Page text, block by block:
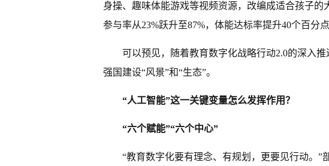
身操、趣味体能游戏等视频资源，改编成适合孩子
参与率从23%跃升至87%，体能达标率提升40个百分点
可以预见，随着教育数字化战略行动2.0的深入
强国建设“风景”和“生态”。
“人工智能”这一关键变量怎么发挥作用？
“六个赋能”“六个中心”
“教育数字化要有理念、有规划，更要见行动。”